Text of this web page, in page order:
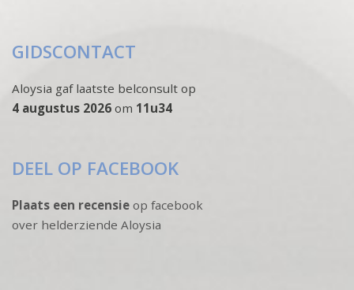
GIDSCONTACT
Aloysia gaf laatste belconsult op
4 augustus 2026 om 11u34
DEEL OP FACEBOOK
Plaats een recensie op facebook
over helderziende Aloysia